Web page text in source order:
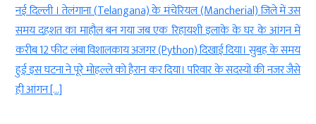
नई दिल्ली । तेलंगाना (Telangana) के मंचेरियल (Mancherial) जिले में उस
समय दहशत का माहौल बन गया जब एक रिहायशी इलाके के घर के आंगन में
करीब 12 फीट लंबा विशालकाय अजगर (Python) दिखाई दिया। सुबह के समय
हुई इस घटना ने पूरे मोहल्ले को हैरान कर दिया। परिवार के सदस्यों की नजर जैसे
ही आंगन […]